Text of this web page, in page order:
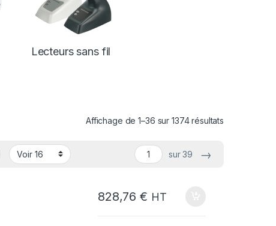
Lecteurs sans fil
Affichage de 1–36 sur 1374 résultats
sur 39 →
828,76€ HT